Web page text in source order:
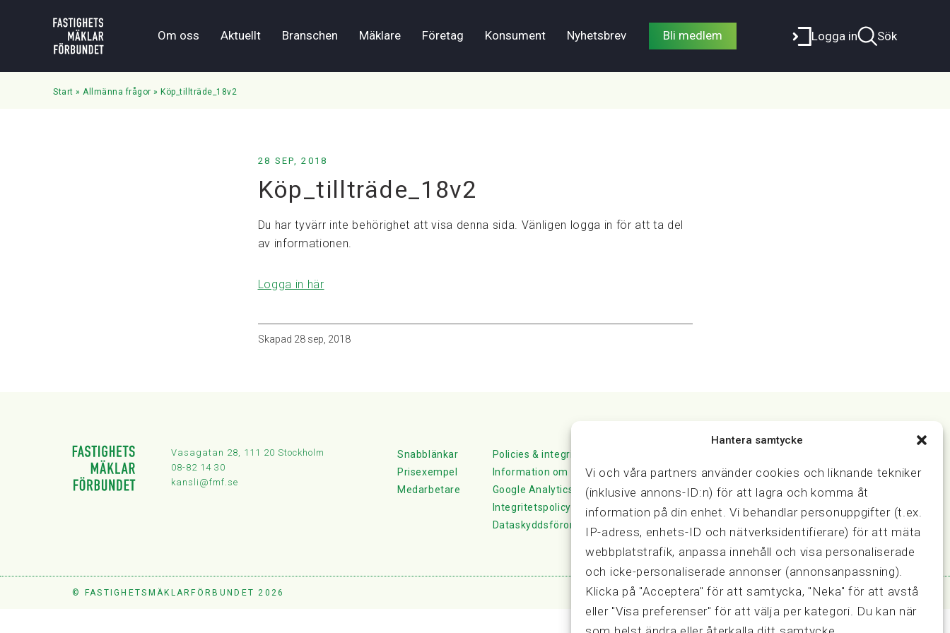
Hantera samtycke
Vi och våra partners använder cookies och liknande tekniker
(inklusive annons-ID:n) för att lagra och komma åt
information på din enhet. Vi behandlar personuppgifter (t.ex.
IP-adress, enhets-ID och nätverksidentifierare) för att mäta
webbplatstrafik, anpassa innehåll och visa personaliserade
och icke-personaliserade annonser (annonsanpassning).
Klicka på "Acceptera" för att samtycka, "Neka" för att avstå
eller "Visa preferenser" för att välja per kategori. Du kan när
Om oss Aktuellt Branschen Mäklare Företag Konsument Nyhetsbrev Bli medlem Logga in Sök
Start » Allmänna frågor » Köp_tillträde_18v2
28 SEP, 2018
Köp_tillträde_18v2
Du har tyvärr inte behörighet att visa denna sida. Vänligen logga in för att ta del
av informationen.
Logga in här
Skapad 28 sep, 2018
Vasagatan 28, 111 20 Stockholm
08-82 14 30
kansli@fmf.se
Snabblänkar
Prisexempel
Medarbetare
Policies & integritet
Information om Cookie-hantering och
Google Analytics
Integritetspolicy
Dataskyddsförordningen
Press & media
Fastighetsmäklarinspektionen
FRN, Fastighetsmarknadens
© FASTIGHETSMÄKLARFÖRBUNDET 2026